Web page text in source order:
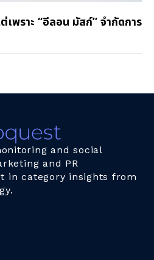
พราะ “อีลอน มัสก์” จำกัดการ
and social
and PR
in category insights from